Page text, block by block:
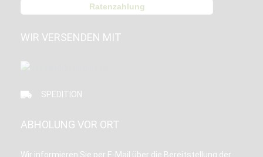
Ratenzahlung
WIR VERSENDEN MIT
SPEDITION
ABHOLUNG VOR ORT
Wir informieren Sie per E-Mail über die Bereitstellung der